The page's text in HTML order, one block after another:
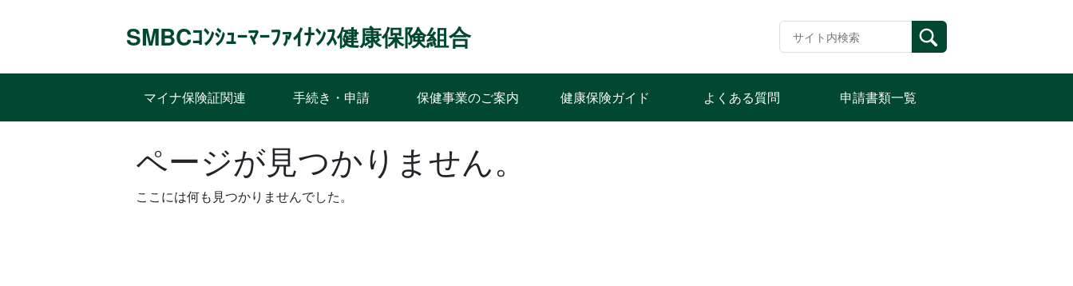
SMBCｺﾝｼｭｰﾏｰﾌｧｲﾅﾝｽ健康保険組合
マイナ保険証関連 手続き・申請 保健事業のご案内 健康保険ガイド よくある質問 申請書類一覧
ページが見つかりません。
ここには何も見つかりませんでした。